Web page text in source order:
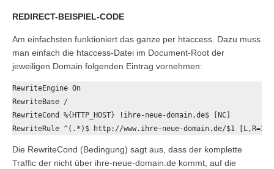
REDIRECT-BEISPIEL-CODE
Am einfachsten funktioniert das ganze per htaccess. Dazu muss
man einfach die htaccess-Datei im Document-Root der
jeweiligen Domain folgenden Eintrag vornehmen:
RewriteEngine On
RewriteBase /
RewriteCond %{HTTP_HOST} !ihre-neue-domain.de$ [NC]
RewriteRule ^(.*)$ http://www.ihre-neue-domain.de/$1
Die RewriteCond (Bedingung) sagt aus, dass der komplette
Traffic der nicht über ihre-neue-domain.de kommt, auf die